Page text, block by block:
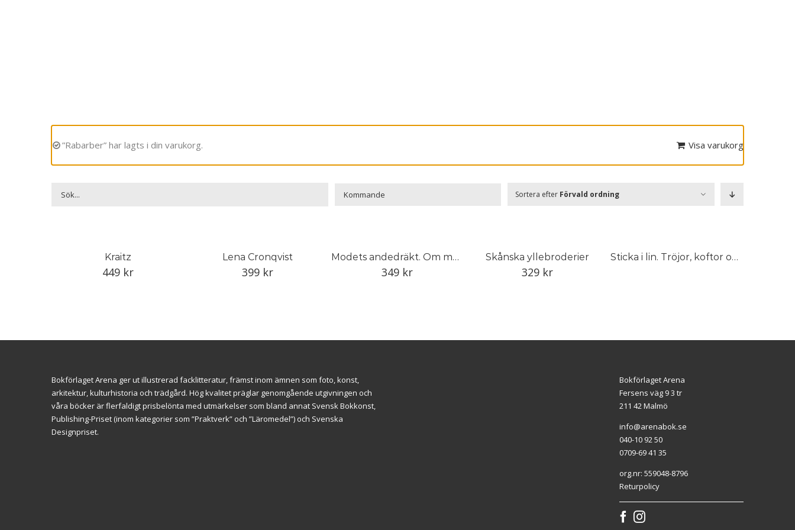
”Rabarber” har lagts i din varukorg. Visa varukorg
Sortera efter Förvald ordning
Kraitz
449 kr
Lena Cronqvist
399 kr
Modets andedräkt. Om modeteckning, den svenska historien
349 kr
Skånska yllebroderier
329 kr
Sticka i lin. Tröjor, koftor och västar
Bokförlaget Arena ger ut illustrerad facklitteratur, främst inom ämnen som foto, konst,
arkitektur, kulturhistoria och trädgård. Hög kvalitet präglar genomgående utgivningen och
våra böcker är flerfaldigt prisbelönta med utmärkelser som bland annat Svensk Bokkonst,
Publishing-Priset (inom kategorier som ”Praktverk” och ”Läromedel”) och Svenska
Designpriset.
Bokförlaget Arena
Fersens väg 9 3 tr
211 42 Malmö
info@arenabok.se
040-10 92 50
0709-69 41 35
org.nr: 559048-8796
Returpolicy